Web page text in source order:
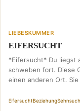
LIEBESKUMMER
EIFERSUCHT
*Eifersucht* Du liegst
schweben fort. Diese
einen anderen Ort.
EifersuchtBeziehung